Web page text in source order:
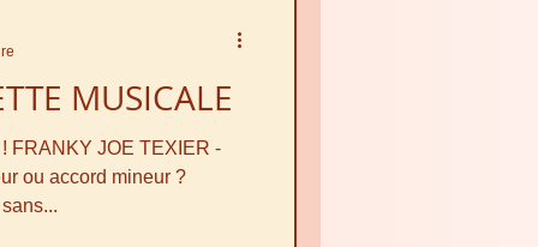
MUSICALE
FRANKY JOE TEXIER -
ou accord mineur ?